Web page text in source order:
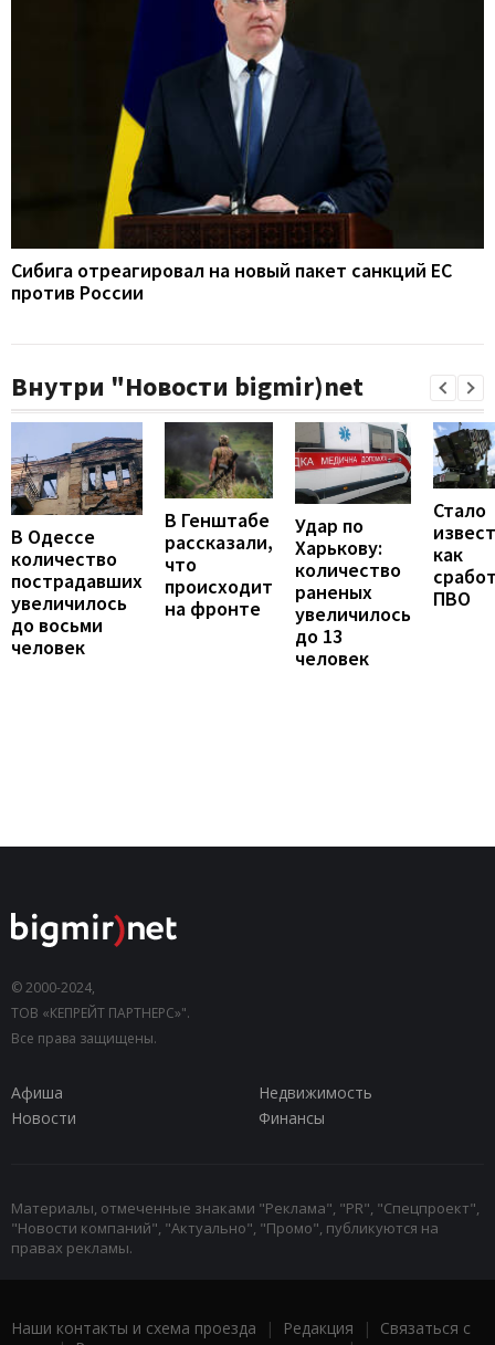
Сибига отреагировал на новый пакет санкций ЕС
против России
Внутри "Новости bigmir)net
В Одессе
количество
пострадавших
увеличилось
до восьми
человек
В Генштабе
рассказали,
что
происходит
на фронте
Удар по
Харькову:
количество
раненых
увеличилось
до 13
человек
Стало
как
ПВО
© 2000-2024,
ТОВ «КЕПРЕЙТ ПАРТНЕРС»".
Все права защищены.
Афиша
Недвижимость
Новости
Финансы
Материалы, отмеченные знаками "Реклама", "PR", "Спецпроект",
"Новости компаний", "Актуально", "Промо", публикуются на
правах рекламы.
Наши контакты и схема проезда | Редакция | Связаться с